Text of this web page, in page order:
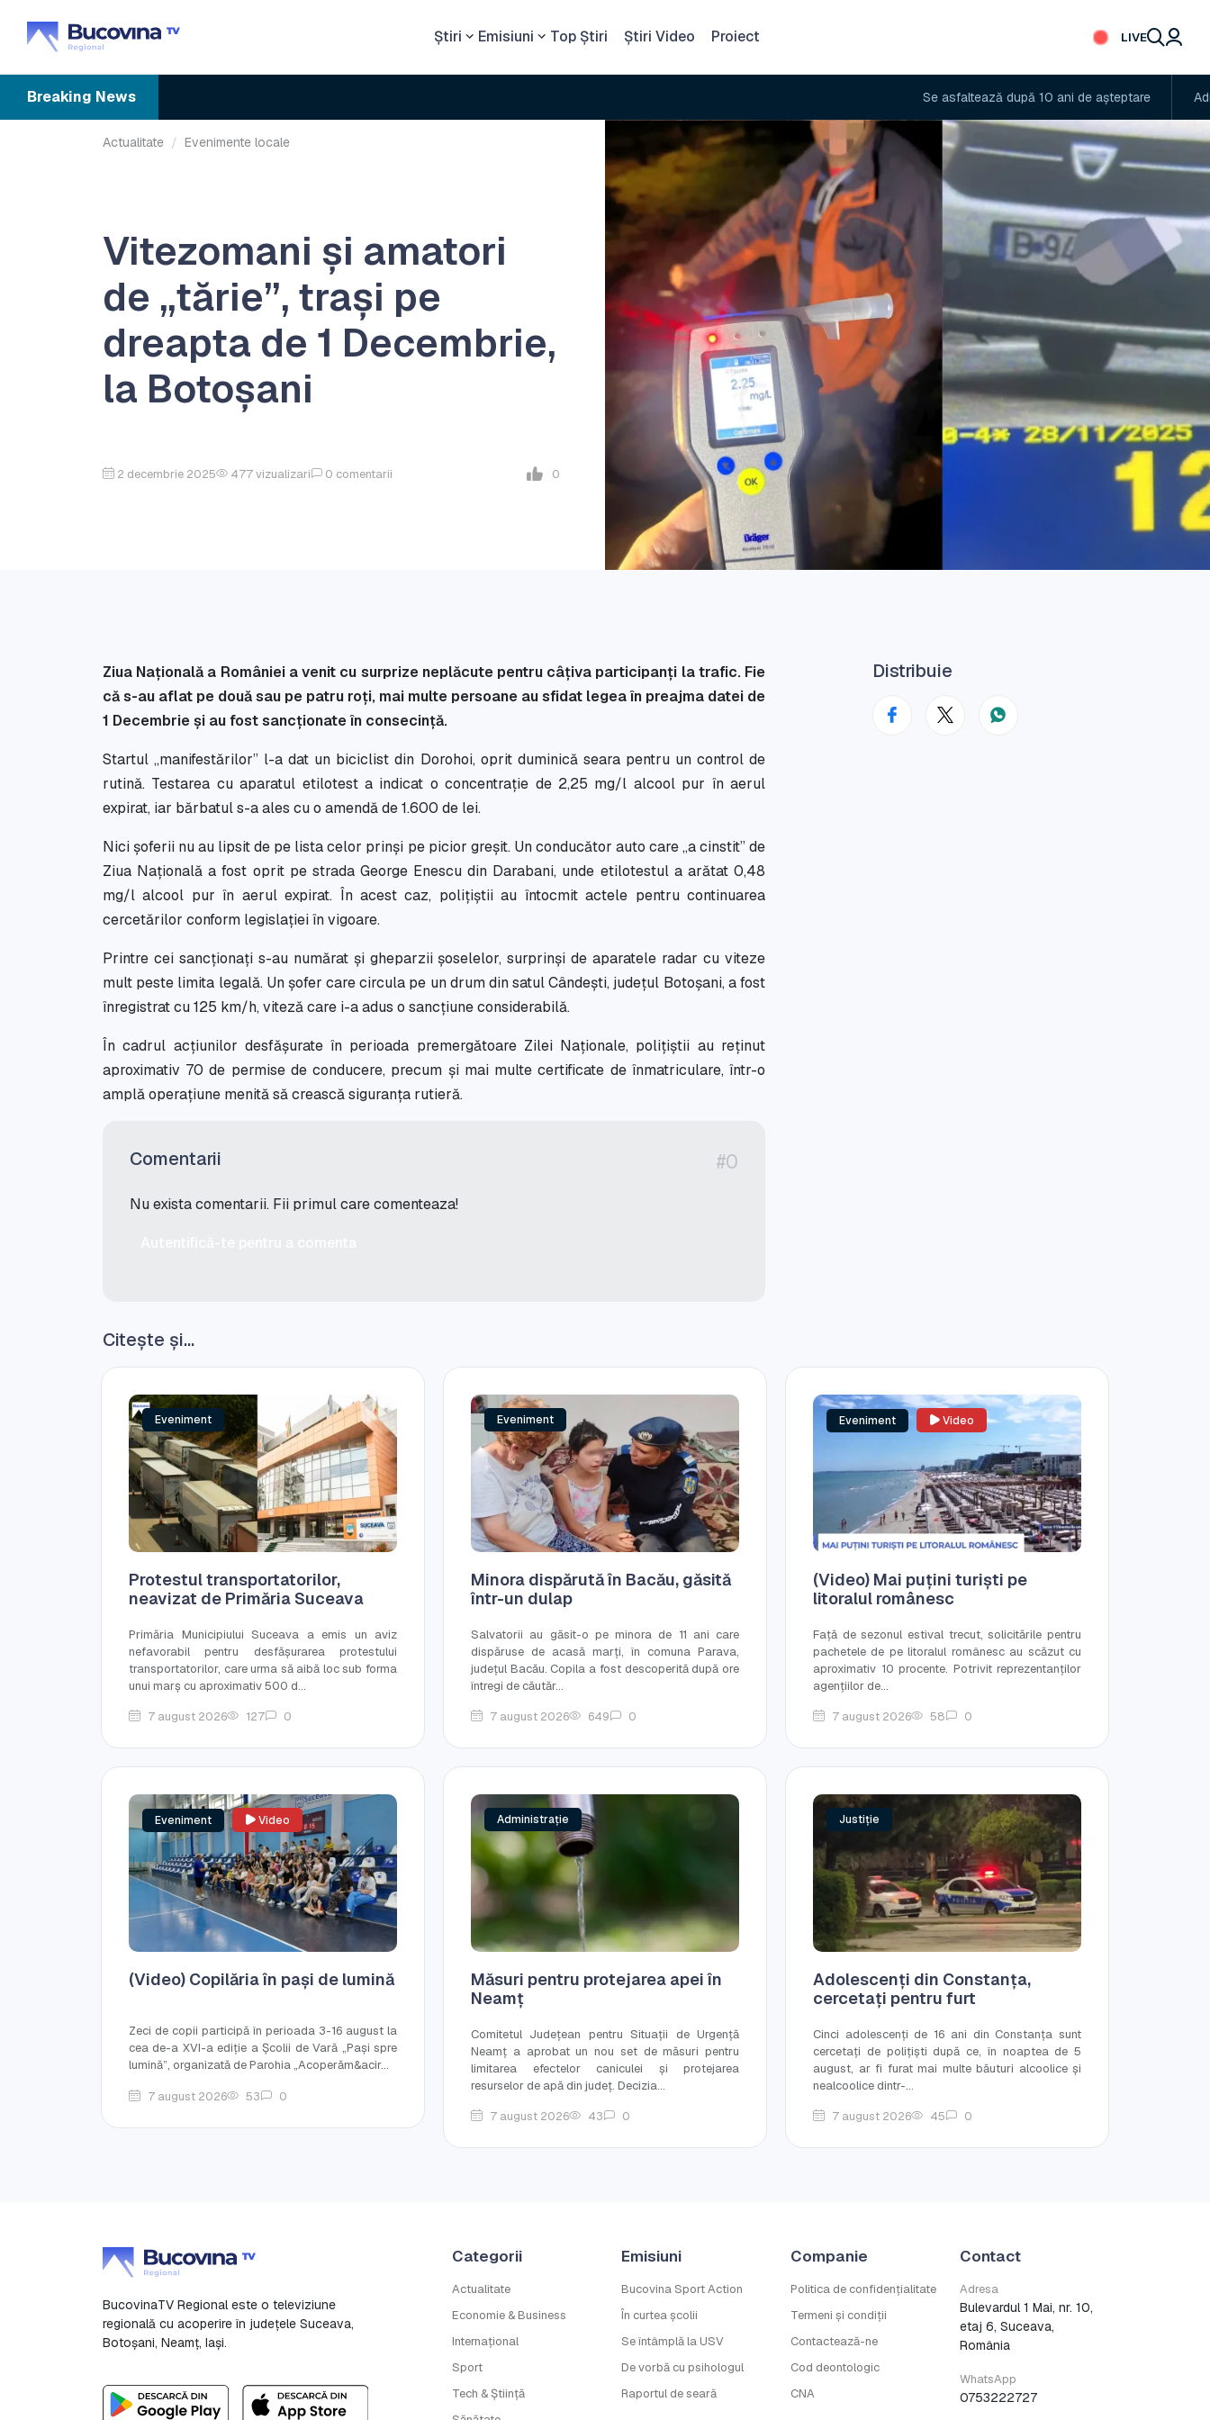
Știri Emisiuni Top Știri Știri Video Proiect LIVE
Breaking News Se asfaltează după 10 ani de așteptare
Actualitate Evenimente locale
Vitezomani și amatori
de „tărie”, trași pe
dreapta de 1 Decembrie,
la Botoșani
2 decembrie 2025 477vizualizari 0 comentarii 0
Ziua Națională a României a venit cu surprize neplăcute pentru câțiva participanți la trafic. Fie
că s-au aflat pe două sau pe patru roți, mai multe persoane au sfidat legea în preajma datei de
1 Decembrie și au fost sancționate în consecință.
Startul „manifestărilor” l-a dat un biciclist din Dorohoi, oprit duminică seara pentru un control de
rutină. Testarea cu aparatul etilotest a indicat o concentrație de 2,25 mg/l alcool pur în aerul
expirat, iar bărbatul s-a ales cu o amendă de 1.600 de lei.
Nici șoferii nu au lipsit de pe lista celor prinși pe picior greșit. Un conducător auto care „a cinstit” de
Ziua Națională a fost oprit pe strada George Enescu din Darabani, unde etilotestul a arătat 0,48
mg/l alcool pur în aerul expirat. În acest caz, polițiștii au întocmit actele pentru continuarea
cercetărilor conform legislației în vigoare.
Printre cei sancționați s-au numărat și gheparzii șoselelor, surprinși de aparatele radar cu viteze
mult peste limita legală. Un șofer care circula pe un drum din satul Cândești, județul Botoșani, a fost
înregistrat cu 125 km/h, viteză care i-a adus o sancțiune considerabilă.
În cadrul acțiunilor desfășurate în perioada premergătoare Zilei Naționale, polițiștii au reținut
aproximativ 70 de permise de conducere, precum și mai multe certificate de înmatriculare, într-o
amplă operațiune menită să crească siguranța rutieră.
Comentarii #0
Nu exista comentarii. Fii primul care comenteaza!
Distribuie
Citește și...
Eveniment
Protestul transportatorilor,
neavizat de Primăria Suceava
Primăria Municipiului Suceava a emis un aviz
nefavorabil pentru desfășurarea protestului
transportatorilor, care urma să aibă loc sub forma
unui marș cu aproximativ 500 d...
7 august 2026
127 0
Eveniment
Minora dispărută în Bacău, găsită
într-un dulap
Salvatorii au găsit-o pe minora de 11 ani care
dispăruse de acasă marți, în comuna Parava,
județul Bacău. Copila a fost descoperită după ore
întregi de căutăr...
7 august 2026
649 0
Eveniment Video
(Video) Mai puțini turiști pe
litoralul românesc
Față de sezonul estival trecut, solicitările pentru
pachetele de pe litoralul românesc au scăzut cu
aproximativ 10 procente. Potrivit reprezentanților
agențiilor de...
7 august 2026
58 0
Eveniment Video
(Video) Copilăria în pași de lumină
Zeci de copii participă în perioada 3-16 august la
cea de-a XVI-a ediție a Școlii de Vară „Pași spre
lumină”, organizată de Parohia „Acoperăm&acir...
7 august 2026 53 0
Administrație
Măsuri pentru protejarea apei în
Neamț
Comitetul Județean pentru Situații de Urgență
Neamț a aprobat un nou set de măsuri pentru
limitarea efectelor caniculei și protejarea
resurselor de apă din județ. Decizia...
7 august 2026
43 0
Justiție
Adolescenți din Constanța,
cercetați pentru furt
Cinci adolescenți de 16 ani din Constanța sunt
cercetați de polițiști după ce, în noaptea de 5
august, ar fi furat mai multe băuturi alcoolice și
nealcoolice dintr-...
7 august 2026
45 0
BucovinaTV Regional este o televiziune
regională cu acoperire în județele Suceava,
Botoşani, Neamț, Iași.
Categorii
Actualitate
Economie & Business
Internațional
Sport
Tech & Știință
Emisiuni
Bucovina Sport Action
În curtea școlii
Se întâmplă la USV
De vorbă cu psihologul
Raportul de seară
Companie
Politica de confidențialitate
Termeni și condiții
Contactează-ne
Cod deontologic
CNA
Contact
Adresa
Bulevardul 1 Mai, nr. 10,
etaj 6, Suceava,
România
WhatsApp
0753222727